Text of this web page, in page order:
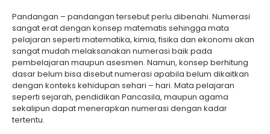
Pandangan – pandangan tersebut perlu dibenahi. Numerasi
sangat erat dengan konsep matematis sehingga mata
pelajaran seperti matematika, kimia, fisika dan ekonomi akan
sangat mudah melaksanakan numerasi baik pada
pembelajaran maupun asesmen. Namun, konsep berhitung
dasar belum bisa disebut numerasi apabila belum dikaitkan
dengan konteks kehidupan sehari – hari. Mata pelajaran
seperti sejarah, pendidikan Pancasila, maupun agama
sekalipun dapat menerapkan numerasi dengan kadar
tertentu.